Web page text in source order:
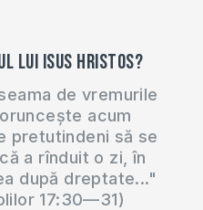
lui Isus Hristos?
de vremurile
acum
pretutindeni să se
a rînduit o zi, în
după dreptate..."
17:30—31)